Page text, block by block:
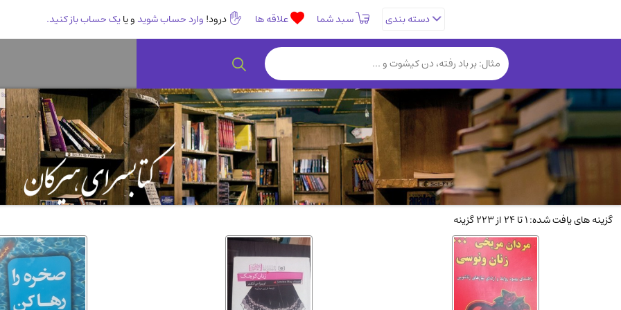
دسته بندی سبد شما علاقه ها درود! وارد حساب شوید و یایک حساب باز کنید.
رمان و داستان ایرانی
انگلیسی و زبان خارجی
کتب نادر و کمیاب(19) روانشناسی(112) طب
فلسفه و جامعه شناسی(151) ادبیات و شعر(511)
دانشگاهی و آموزشی(534) اقتصادی، بازاریابی و مالی(56)
پزشکی (140)
ورزشی و تربیت بدنی
آشپزی و خوراکی(25)
سیاسی
(116)
کتاب های مصور رنگی و گلاسه(23) عرفانی و سلوک(45)
دایره المعارف و فرهنگ
(13) علوم غریبه و شهودی
کتاب های قدیمی دینی و مذهبی
کتاب چاپ سنگی و کتاب خطی قدیمی
گزینه های یافت شده: 1 تا 24 از 223 گزینه